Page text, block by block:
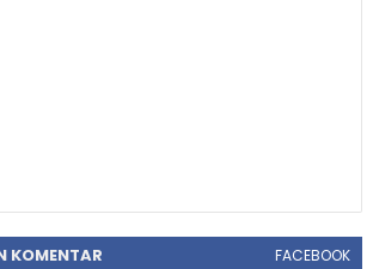
KOMENTAR FACEBOOK